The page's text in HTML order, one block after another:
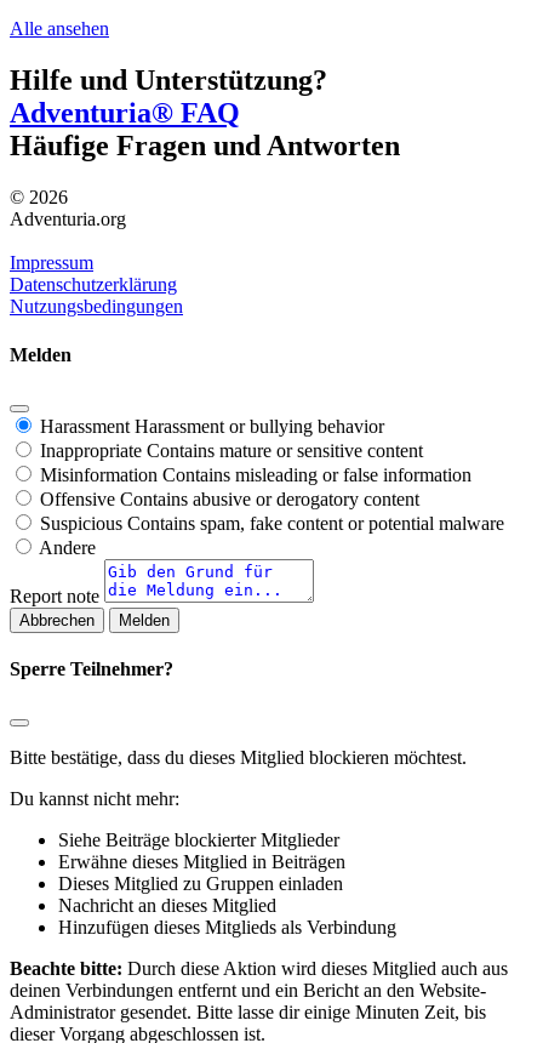
Alle ansehen
Hilfe und Unterstützung?
Adventuria® FAQ
Häufige Fragen und Antworten
© 2026
Adventuria.org
Impressum
Datenschutzerklärung
Nutzungsbedingungen
Melden
Harassment Harassment or bullying behavior
Inappropriate Contains mature or sensitive content
Misinformation Contains misleading or false information
Offensive Contains abusive or derogatory content
Suspicious Contains spam, fake content or potential malware
Andere
Report note
Melden
Sperre Teilnehmer?
Bitte bestätige, dass du dieses Mitglied blockieren möchtest.
Du kannst nicht mehr:
Siehe Beiträge blockierter Mitglieder
Erwähne dieses Mitglied in Beiträgen
Dieses Mitglied zu Gruppen einladen
Nachricht an dieses Mitglied
Hinzufügen dieses Mitglieds als Verbindung
Beachte bitte: Durch diese Aktion wird dieses Mitglied auch aus
deinen Verbindungen entfernt und ein Bericht an den Website-
Administrator gesendet. Bitte lasse dir einige Minuten Zeit, bis
dieser Vorgang abgeschlossen ist.